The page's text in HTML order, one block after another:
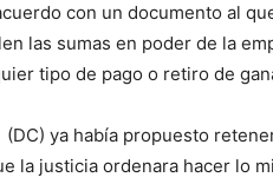
con un documento al
las sumas en poder de la
tipo de pago o retiro de
ya había propuesto
la justicia ordenara hacer lo